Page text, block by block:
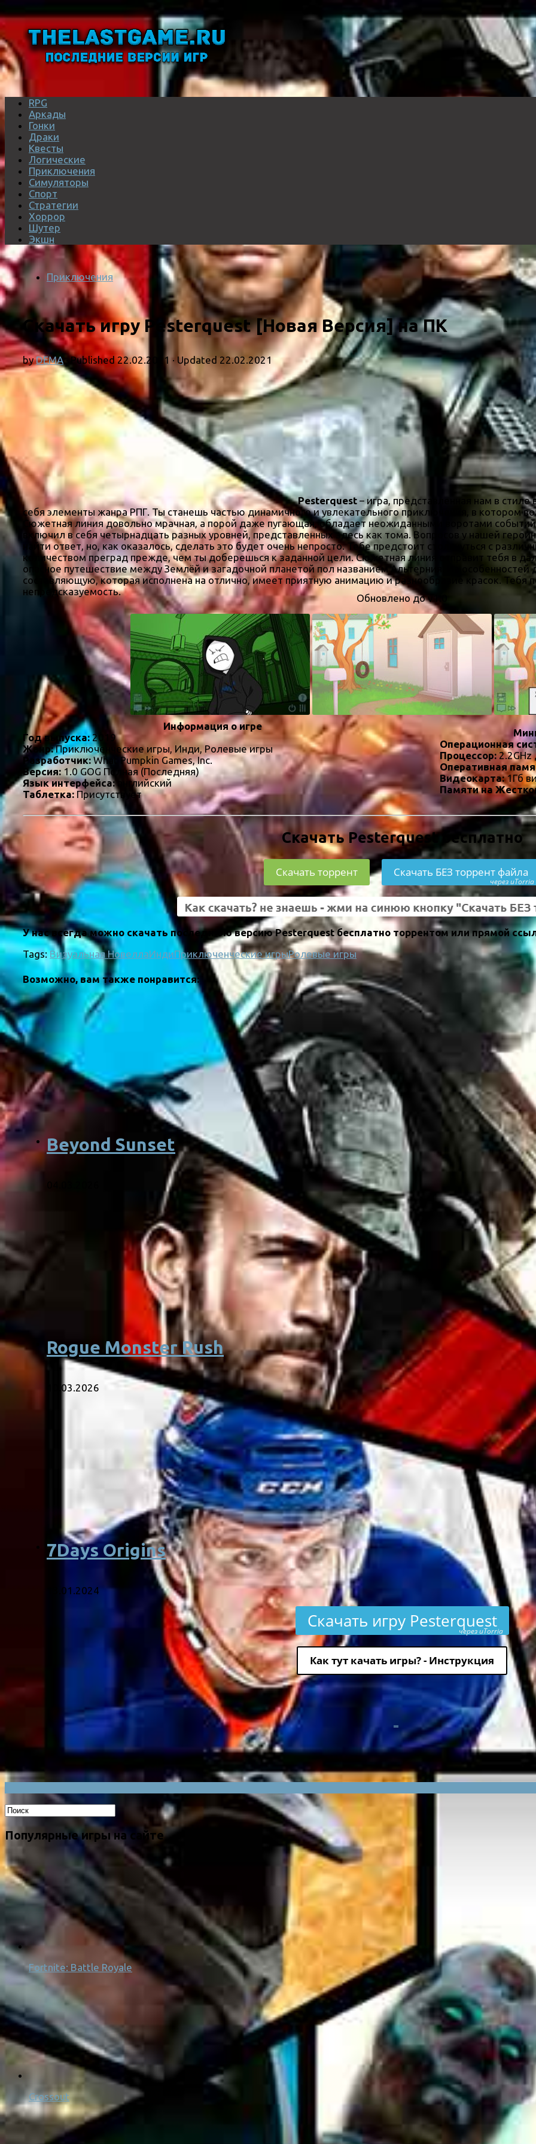
RPG
Аркады
Гонки
Драки
Квесты
Логические
Приключения
Симуляторы
Спорт
Стратегии
Хоррор
Шутер
Экшн
Приключения
Скачать игру Pesterquest [Новая Версия] на ПК
byDEMA · Published22.02.2021 · Updated 22.02.2021
Pesterquest – игра, представленная нам в
себя элементы жанра РПГ. Ты станешь частью динамичного и увлекательного приключения, в котором
Сюжетная линия довольно мрачная, а порой даже пугающая, обладает неожиданными воротами
включил в себя четырнадцать разных уровней, представленных здесь как тома. Вопросов у нашей
найти ответ, но, как оказалось, сделать это будет очень непросто. Тебе предстоит столкнуться с
количеством преград прежде, чем ты доберешься к заданной цели. Сюжетная линия отправит тебя в
опасное путешествие между Землёй и загадочной планетой пол названием Альтерния. Из особенностей
составляющую, которая исполнена на отлично, имеет приятную анимацию и разнообразие красок. Тебя
непредсказуемость.
Обновлено до v1.0
Информация о игре
Год выпуска:2019
Жанр:Приключенческие игры, Инди, Ролевые игры
Разработчик:What Pumpkin Games, Inc.
Версия: 1.0 GOG Полная (Последняя)
Язык интерфейса:английский
Таблетка: Присутствует
Операционная
Процессор:
Оперативная
Видеокарта:1Гб
Памяти на
Скачать Pesterquest бесплатно
Скачать торрент Скачать БЕЗ торрент файла
через uTorria
У нас всегда можно скачать последнюю версию Pesterquest бесплатно торрентом или прямой
Tags: Визуальная НовеллаИндиПриключенческие игрыРолевые игры
Возможно, вам также понравится:
Beyond Sunset
Rogue Monster Rush
10.03.2026
7Days Origins
13.01.2024
Скачать игру Pesterquest
через uTorria
Как тут качать игры? - Инструкция
Популярные игры на сайте
Fortnite: Battle Royale
Crossout